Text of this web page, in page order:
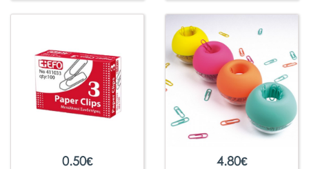
0.50€ 4.80€